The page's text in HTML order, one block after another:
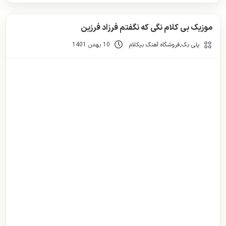
موزیک بی کلام نگی که نگفتم فرزاد فرزین
پلی بک,فروشگاه آهنگ بیکلام 10 بهمن 1401